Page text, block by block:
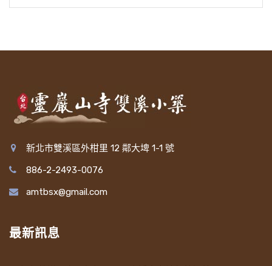
新北市雙溪區外柑里 12 鄰大埤 1-1 號
886-2-2493-0076
amtbsx@gmail.com
最新訊息